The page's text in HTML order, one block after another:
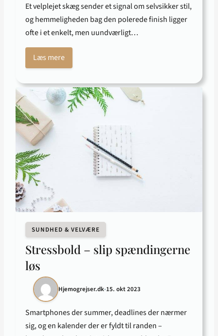
Et velplejet skæg sender et signal om selvsikker stil,
og hemmeligheden bag den polerede finish ligger
ofte i et enkelt, men uundværligt…
Læs mere
SUNDHED & VELVÆRE
Stressbold – slip spændingerne
løs
Hjemogrejser.dk•15. okt 2023
Smartphones der summer, deadlines der nærmer
sig, og en kalender der er fyldt til randen –